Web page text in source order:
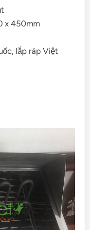
x 450mm
lắp ráp Việt